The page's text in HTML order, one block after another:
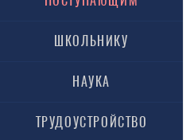
ШКОЛЬНИКУ
НАУКА
ТРУДОУСТРОЙСТВО